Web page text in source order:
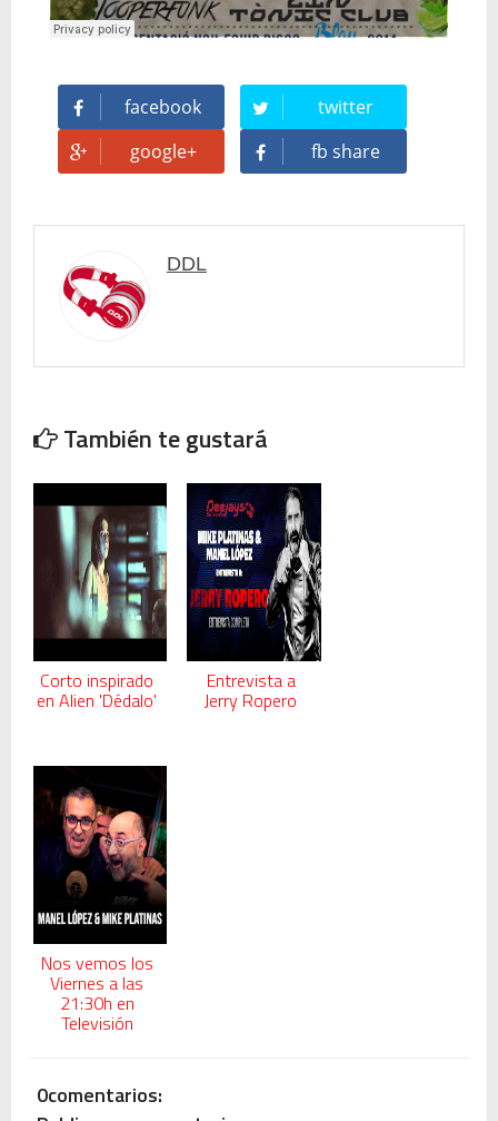
facebook
twitter
google+
fb share
DDL
También te gustará
Corto inspirado
en Alien 'Dédalo'
Entrevista a
Jerry Ropero
Nos vemos los
Viernes a las
21:30h en
Televisión
0comentarios: